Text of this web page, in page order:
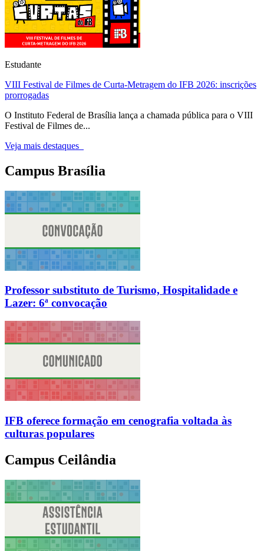
Estudante
VIII Festival de Filmes de Curta-Metragem do IFB 2026: inscrições
prorrogadas
O Instituto Federal de Brasília lança a chamada pública para o VIII
Festival de Filmes de...
Veja mais destaques
Campus Brasília
Professor substituto de Turismo, Hospitalidade e
Lazer: 6ª convocação
IFB oferece formação em cenografia voltada às
culturas populares
Campus Ceilândia